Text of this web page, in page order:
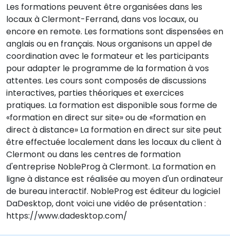
Les formations peuvent être organisées dans les
locaux à Clermont-Ferrand, dans vos locaux, ou
encore en remote. Les formations sont dispensées en
anglais ou en français. Nous organisons un appel de
coordination avec le formateur et les participants
pour adapter le programme de la formation à vos
attentes. Les cours sont composés de discussions
interactives, parties théoriques et exercices
pratiques. La formation est disponible sous forme de
«formation en direct sur site» ou de «formation en
direct à distance» La formation en direct sur site peut
être effectuée localement dans les locaux du client à
Clermont ou dans les centres de formation
d'entreprise NobleProg à Clermont. La formation en
ligne à distance est réalisée au moyen d'un ordinateur
de bureau interactif. NobleProg est éditeur du logiciel
DaDesktop, dont voici une vidéo de présentation :
https://www.dadesktop.com/